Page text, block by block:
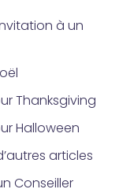
à un
Thanksgiving
Halloween
articles
Conseiller